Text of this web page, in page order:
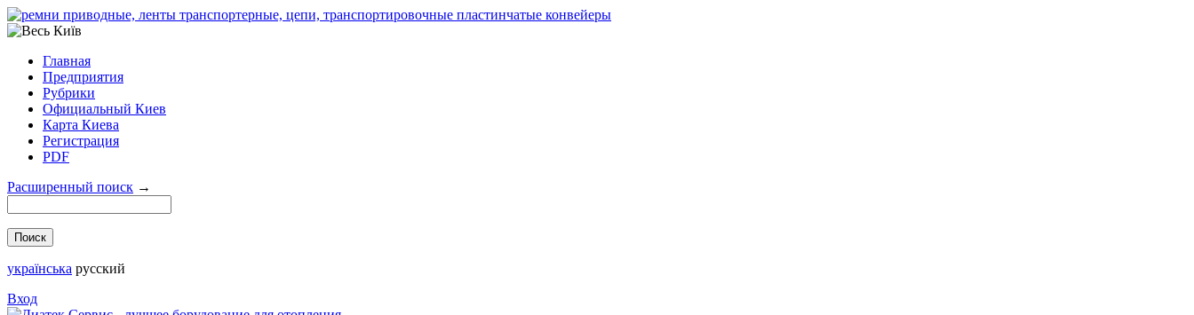
Главная
Предприятия
Рубрики
Официальный Киев
Карта Киева
Регистрация
PDF
Расширенный поиск →
українська русский
Вход